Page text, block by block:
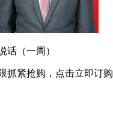
话（一周）
抓紧抢购，点击立即订购